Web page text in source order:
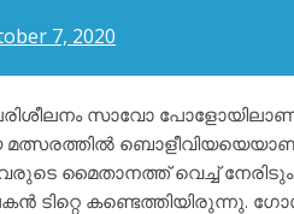
7, 2020
പരിശീലനം സാവോ
മൈതാനത്ത് വെച്ച് നേരിടും.
ടിറ്റെ കണ്ടെത്തിയിരുന്നു.